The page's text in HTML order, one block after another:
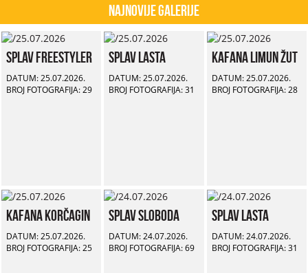
Najnovije Galerije
Splav Freestyler
DATUM: 25.07.2026.
BROJ FOTOGRAFIJA: 29
Splav Lasta
DATUM: 25.07.2026.
BROJ FOTOGRAFIJA: 31
Kafana Limun Žut
DATUM: 25.07.2026.
BROJ FOTOGRAFIJA: 28
Kafana Korčagin
DATUM: 25.07.2026.
BROJ FOTOGRAFIJA: 25
Splav Sloboda
DATUM: 24.07.2026.
BROJ FOTOGRAFIJA: 69
Splav Lasta
DATUM: 24.07.2026.
BROJ FOTOGRAFIJA: 31